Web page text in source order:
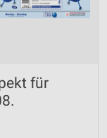
für